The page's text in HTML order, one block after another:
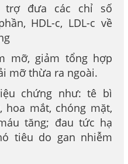
trợ đưa các chỉ số
HDL-c, LDL-c về
mỡ, giảm tổng hợp
mỡ thừa ra ngoài.
chứng như: tê bì
hoa mắt, chóng mặt,
tăng; đau tức hạ
tiêu do gan nhiễm